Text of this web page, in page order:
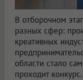
В отборочном
разных сфер:
креативных
области стало
проходит конкурс.